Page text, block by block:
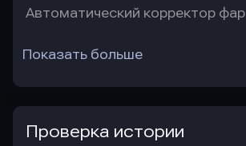
Автоматический корректор фар
Показать больше
Проверка истории